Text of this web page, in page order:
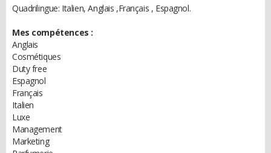
Quadrilingue: Italien, Anglais ,Français , Espagnol.
Mes compétences :
Anglais
Cosmétiques
Duty free
Espagnol
Français
Italien
Luxe
Management
Marketing